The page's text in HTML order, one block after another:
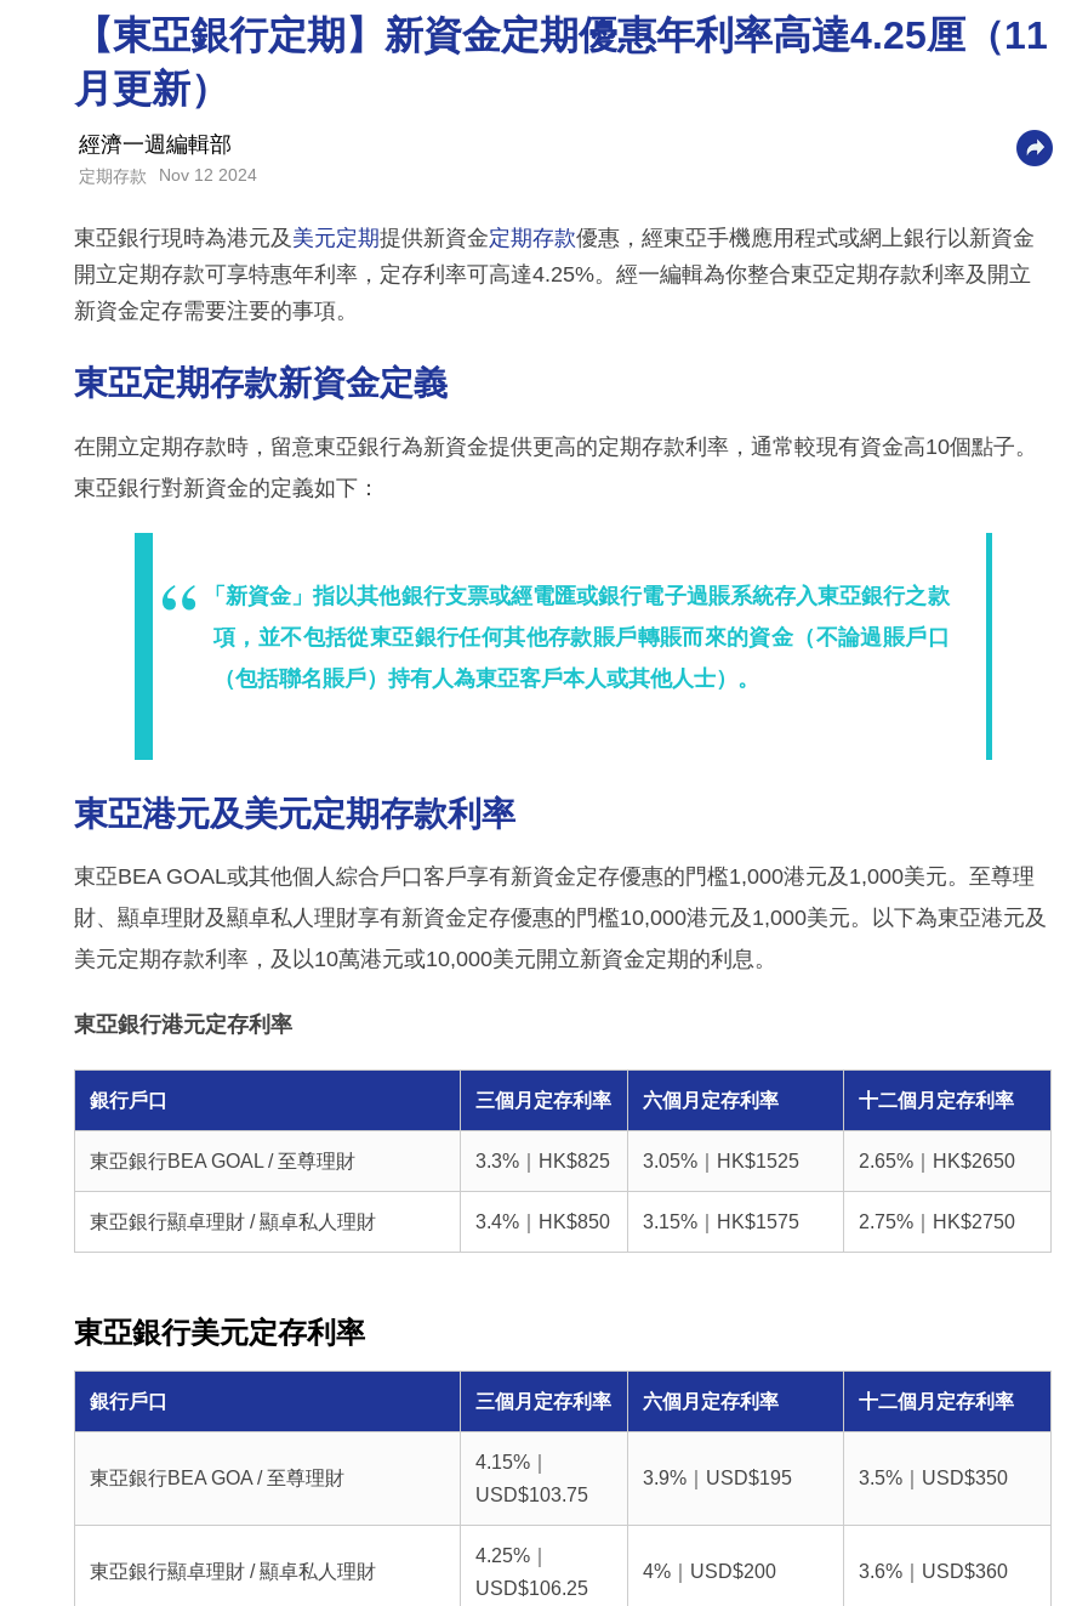
【東亞銀行定期】新資金定期優惠年利率高達4.25厘（11
月更新）
經濟一週編輯部
定期存款 Nov 12 2024
東亞銀行現時為港元及 美元定期提供新資金定期存款優惠，經東亞手機應用程式或網上銀行以新資金
開立定期存款可享特惠年利率，定存利率可高達4.25%。經一編輯為你整合東亞定期存款利率及開立
新資金定存需要注要的事項。
東亞定期存款新資金定義
在開立定期存款時，留意東亞銀行為新資金提供更高的定期存款利率，通常較現有資金高10個點子。
東亞銀行對新資金的定義如下：
「新資金」指以其他銀行支票或經電匯或銀行電子過賬系統存入東亞銀行之款
項，並不包括從東亞銀行任何其他存款賬戶轉賬而來的資金（不論過賬戶口
（包括聯名賬戶）持有人為東亞客戶本人或其他人士）。
東亞港元及美元定期存款利率
東亞BEA GOAL或其他個人綜合戶口客戶享有新資金定存優惠的門檻1,000港元及1,000美元。至尊理
財、顯卓理財及顯卓私人理財享有新資金定存優惠的門檻10,000港元及1,000美元。以下為東亞港元及
美元定期存款利率，及以10萬港元或10,000美元開立新資金定期的利息。
東亞銀行港元定存利率
銀行戶口 三個月定存利率 六個月定存利率 十二個月定存利率
東亞銀行BEA GOAL / 至尊理財 3.3%｜HK$825 3.05%｜HK$1525 2.65%｜HK$2650
東亞銀行顯卓理財 / 顯卓私人理財 3.4%｜HK$850 3.15%｜HK$1575 2.75%｜HK$2750
東亞銀行美元定存利率
銀行戶口 三個月定存利率 六個月定存利率 十二個月定存利率
東亞銀行BEA GOA / 至尊理財
4.15%｜
USD$103.75
3.9%｜USD$195 3.5%｜USD$350
東亞銀行顯卓理財 / 顯卓私人理財
4.25%｜
USD$106.25
4%｜USD$200 3.6%｜USD$360